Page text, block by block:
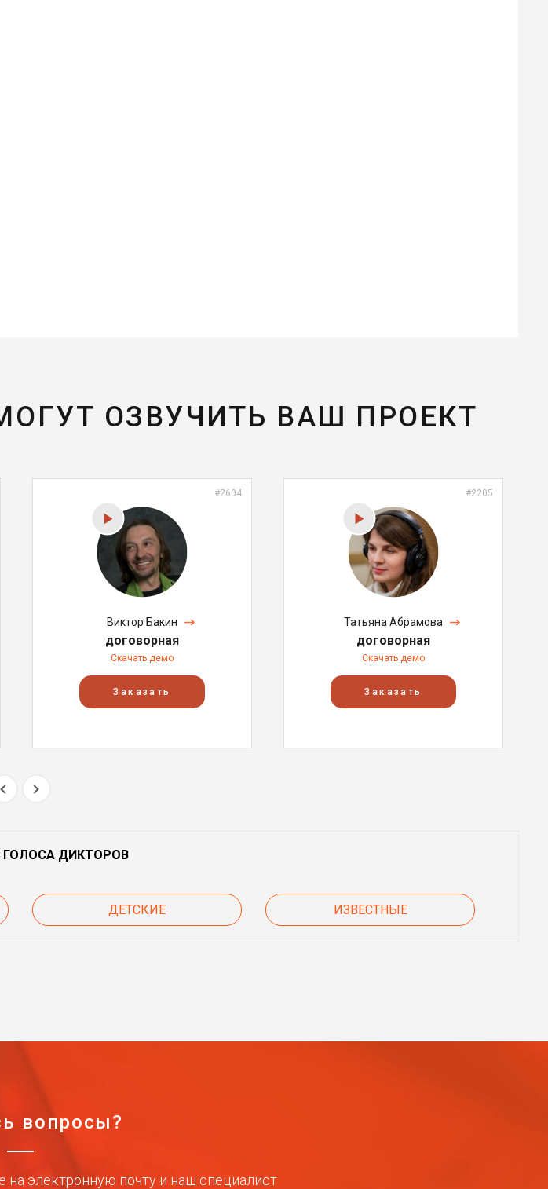
ОЗВУЧИТЬ ВАШ ПРОЕКТ
#2604
Виктор Бакин
договорная
Скачать демо
Заказать
#2205
Татьяна Абрамова
договорная
Скачать демо
Заказать
ДИКТОРОВ
ДЕТСКИЕ ИЗВЕСТНЫЕ
вопросы?
на электронную почту и наш специалист